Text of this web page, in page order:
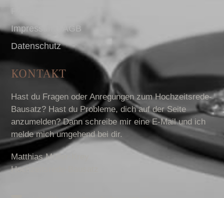
Impressum I AGB
Datenschutz
KONTAKT
Hast du Fragen oder Anregungen zum Hochzeitsrede-
Bausatz? Hast du Probleme, dich auf der Seite
anzumelden? Dann schreibe mir eine E-Mail und ich
melde mich umgehend bei dir.
Matthias Müller-Krey
Hochzeitsrede-Bausatz